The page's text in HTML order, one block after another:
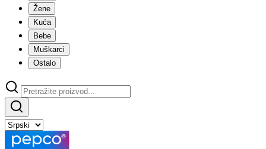
Žene
Kuća
Bebe
Muškarci
Ostalo